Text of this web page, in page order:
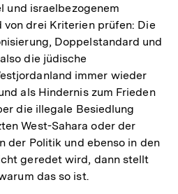
und israelbezogenem
drei Kriterien prüfen: Die
Doppelstandard und
die jüdische
immer wieder
als Hindernis zum Frieden
die illegale Besiedlung
West-Sahara oder der
der Politik und ebenso in den
geredet wird, dann stellt
das so ist.